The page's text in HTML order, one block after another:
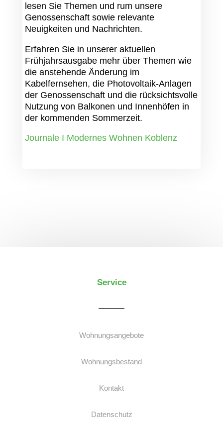
lesen Sie Themen und rum unsere
Genossenschaft sowie relevante
Neuigkeiten und Nachrichten.
Erfahren Sie in unserer aktuellen
Frühjahrsausgabe mehr über Themen wie
die anstehende Änderung im
Kabelfernsehen, die Photovoltaik-Anlagen
der Genossenschaft und die rücksichtsvolle
Nutzung von Balkonen und Innenhöfen in
der kommenden Sommerzeit.
Journale I Modernes Wohnen Koblenz
Service
Wohnungsangebote
Wohnungsbestand
Kontakt
Datenschutz